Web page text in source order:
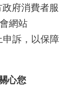
府消費者服
網站
申訴，以保障
心您